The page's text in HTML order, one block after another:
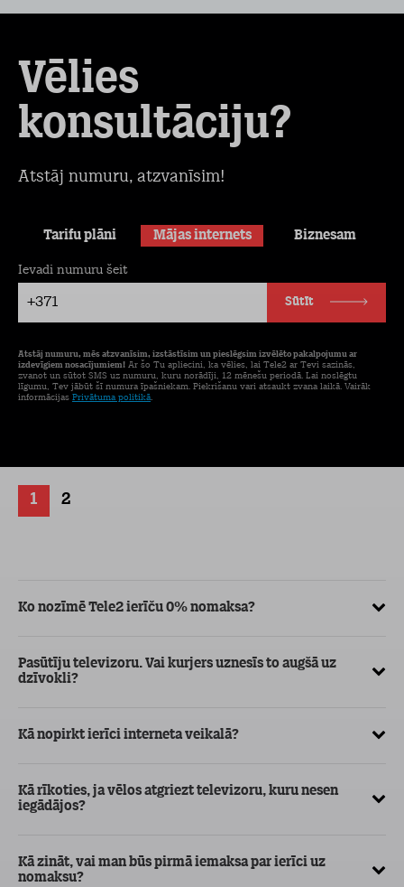
Vēlies
konsultāciju?
Atstāj numuru, atzvanīsim!
Tarifu plāni Mājas internets Biznesam
+371
Ievadi numuru šeit
Sūtīt
Atstāj numuru, mēs atzvanīsim, izstāstīsim un pieslēgsim izvēlēto pakalpojumu ar
izdevīgiem nosacījumiem! Ar šo Tu apliecini, ka vēlies, lai Tele2 ar Tevi sazinās,
zvanot un sūtot SMS uz numuru, kuru norādīji, 12 mēnešu periodā. Lai noslēgtu
līgumu, Tev jābūt šī numura īpašniekam. Piekrišanu vari atsaukt zvana laikā. Vairāk
informācijas Privātuma politikā.
1 2
Ko nozīmē Tele2 ierīču 0% nomaksa?
Pasūtīju televizoru. Vai kurjers uznesīs to augšā uz
dzīvokli?
Kā nopirkt ierīci interneta veikalā?
Kā rīkoties, ja vēlos atgriezt televizoru, kuru nesen
iegādājos?
Kā zināt, vai man būs pirmā iemaksa par ierīci uz
nomaksu?